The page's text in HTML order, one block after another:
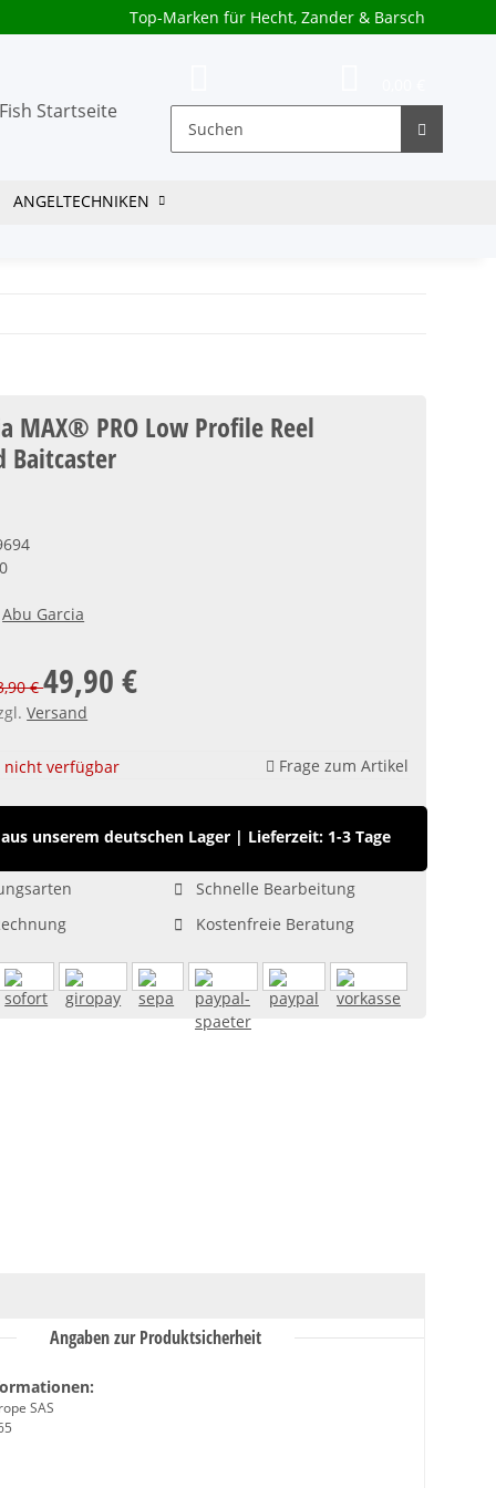
Top-Marken für Hecht, Zander & Barsch
ANGELTECHNIKEN
MAX® PRO Low Profile Reel
Baitcaster
Abu Garcia
€49,90 €
Versand
nicht verfügbar Frage zum Artikel
unserem deutschen Lager | Lieferzeit: 1-3 Tage
Schnelle Bearbeitung
Kostenfreie Beratung
Angaben zur Produktsicherheit
SAS